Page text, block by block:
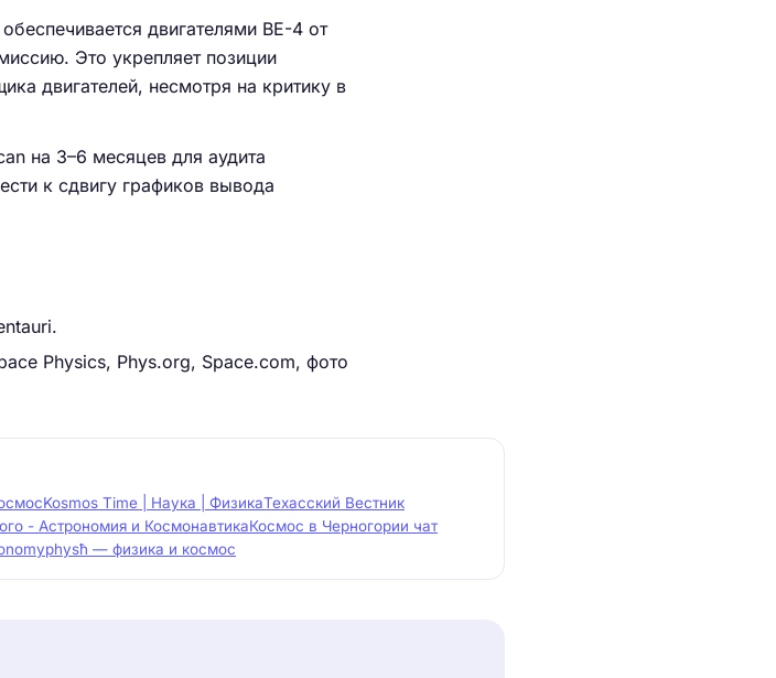
двигателями BE-4 от
Это укрепляет позиции
двигателей, несмотря на критику в
на 3–6 месяцев для аудита
к сдвигу графиков вывода
Physics, Phys.org, Space.com, фото
Kosmos Time | Наука | ФизикаТехасский Вестник
- Астрономия и КосмонавтикаКосмос в Черногории чат
physħ — физика и космос